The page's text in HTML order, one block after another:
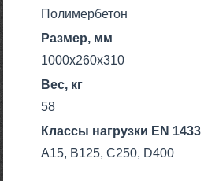
Полимербетон
Размер, мм
1000х260х310
Вес, кг
58
Класcы нагрузки EN 1433
A15, B125, C250, D400